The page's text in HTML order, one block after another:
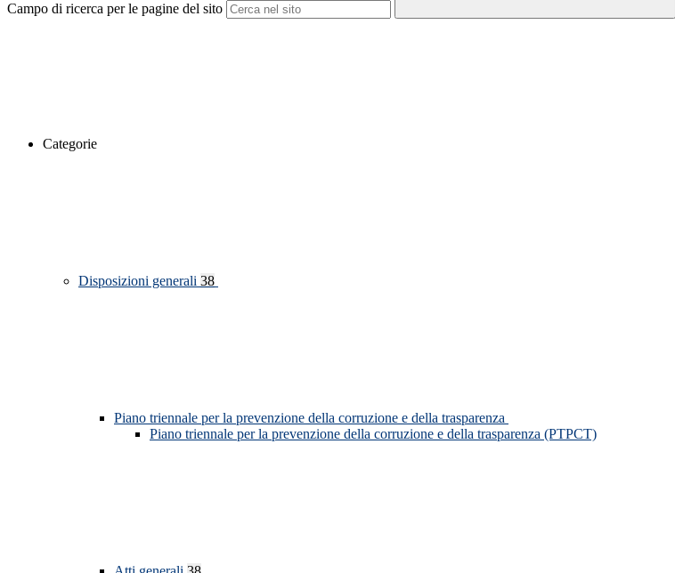
Campo di ricerca per le pagine del sito
Categorie
Disposizioni generali 38
Piano triennale per la prevenzione della corruzione e della trasparenza
Piano triennale per la prevenzione della corruzione e della trasparenza (PTPCT)